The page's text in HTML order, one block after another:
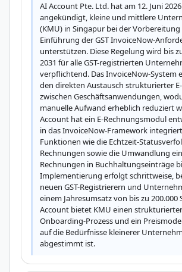
AI Account Pte. Ltd. hat am 12. Juni 2026
angekündigt, kleine und mittlere
(KMU) in Singapur bei der Vorbereitung
Einführung der GST InvoiceNow-
unterstützen. Diese Regelung wird bis
2031 für alle GST-registrierten
verpflichtend. Das InvoiceNow-System
den direkten Austausch strukturierter
zwischen Geschäftsanwendungen,
manuelle Aufwand erheblich reduziert
Account hat ein E-Rechnungsmodul
in das InvoiceNow-Framework
Funktionen wie die Echtzeit-
Rechnungen sowie die Umwandlung
Rechnungen in Buchhaltungseinträge
Implementierung erfolgt schrittweise,
neuen GST-Registrierern und
einem Jahresumsatz von bis zu 200.000
Account bietet KMU einen
Onboarding-Prozess und ein
auf die Bedürfnisse kleinerer
abgestimmt ist.